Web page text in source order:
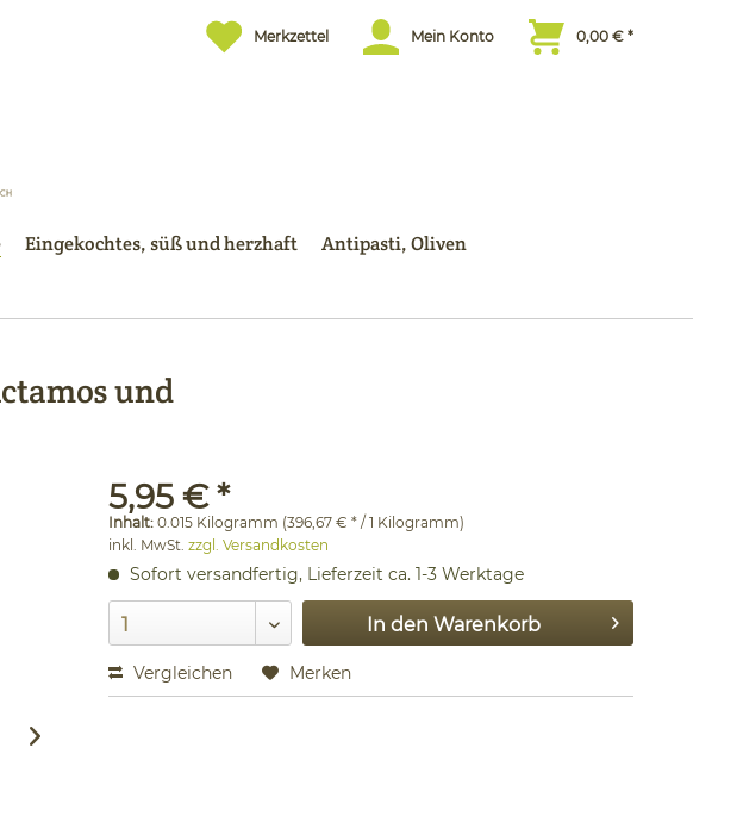
Merkzettel Mein Konto 0,00 € *
Eingekochtes, süß und herzhaft Antipasti, Oliven
und
5,95 € *
Inhalt:0.015 Kilogramm (396,67 € * / 1 Kilogramm)
inkl. MwSt.zzgl. Versandkosten
Sofort versandfertig, Lieferzeit ca. 1-3 Werktage
In den Warenkorb
Vergleichen Merken